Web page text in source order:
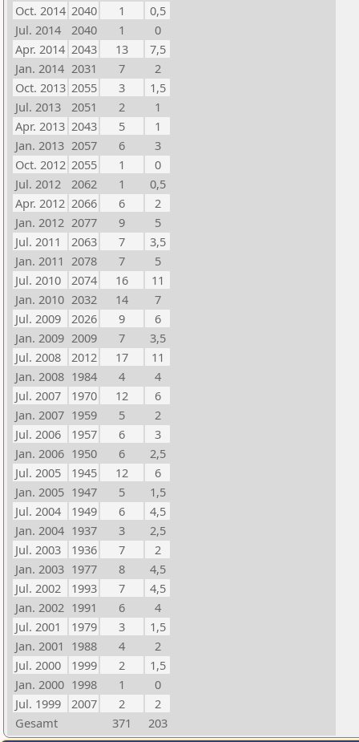
Oct. 2014 2040 1
0,5
Jul. 2014
2040 1
0
Apr. 2014 2043 13
7,5
Jan. 2014 2031 7
2
Oct. 2013 2055 3
1,5
Jul. 2013
2051 2
1
Apr. 2013 2043 5
1
Jan. 2013 2057 6
3
Oct. 2012 2055 1
0
Jul. 2012
2062 1
0,5
Apr. 2012 2066 6
2
Jan. 2012 2077 9
5
Jul. 2011
2063 7
3,5
Jan. 2011 2078 7
5
Jul. 2010
2074 16
11
Jan. 2010 2032 14
7
Jul. 2009
2026 9
6
Jan. 2009 2009 7
3,5
Jul. 2008
2012 17
11
Jan. 2008 1984 4
4
Jul. 2007
1970 12
6
Jan. 2007 1959 5
2
Jul. 2006
1957 6
3
Jan. 2006 1950 6
2,5
Jul. 2005
1945 12
6
Jan. 2005 1947 5
1,5
Jul. 2004
1949 6
4,5
Jan. 2004 1937 3
2,5
Jul. 2003
1936 7
2
Jan. 2003 1977 8
4,5
Jul. 2002
1993 7
4,5
Jan. 2002 1991 6
4
Jul. 2001
1979 3
1,5
Jan. 2001 1988 4
2
Jul. 2000
1999 2
1,5
Jan. 2000 1998 1
0
Jul. 1999
2007 2
2
Gesamt
371 203